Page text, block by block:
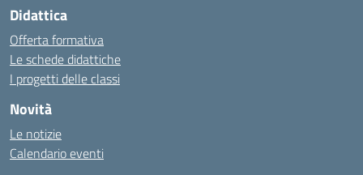
Didattica
Offerta formativa
Le schede didattiche
I progetti delle classi
Novità
Le notizie
Calendario eventi